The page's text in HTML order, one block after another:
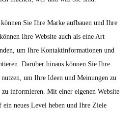
Sie Ihre Marke aufbauen und Ihre
Ihre Website auch als eine Art
um Ihre Kontaktinformationen und
Darüber hinaus können Sie Ihre
um Ihre Ideen und Meinungen zu
informieren. Mit einer eigenen Website
neues Level heben und Ihre Ziele